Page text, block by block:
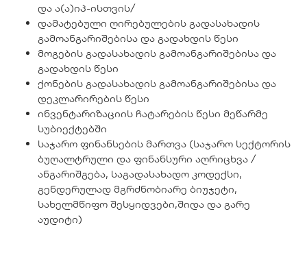
და ა(ა)იპ-ისთვის/
დამატებული ღირებულების გადასახადის
გამოანგარიშებისა და გადახდის წესი
მოგების გადასახადის გამოანგარიშებისა და
გადახდის წესი
ქონების გადასახადის გამოანგარიშებისა და
დეკლარირების წესი
ინვენტარიზაციის ჩატარების წესი მეწარმე
სუბიექტებში
საჯარო ფინანსების მართვა (საჯარო სექტორის
ბუღალტრული და ფინანსური აღრიცხვა /
ანგარიშგება, საგადასახადო კოდექსი,
გენდერულად მგრძნობიარე ბიუჯეტი,
სახელმწიფო შესყიდვები,შიდა და გარე
აუდიტი)